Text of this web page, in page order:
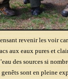
revenir les voir
aux eaux pures et
des sources si
sont en pleine